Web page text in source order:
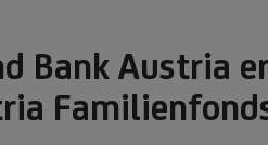
Bank Austria